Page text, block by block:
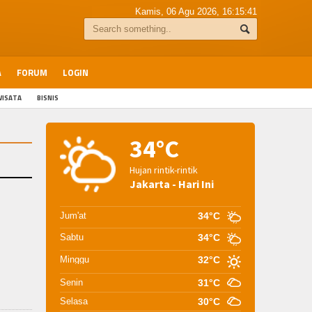
Kamis, 06 Agu 2026, 16:15:41
FORUM LOGIN
BISNIS
34°C
Hujan rintik-rintik
Jakarta - Hari Ini
Jum'at 34°C
Sabtu 34°C
Minggu 32°C
Senin 31°C
Selasa 30°C